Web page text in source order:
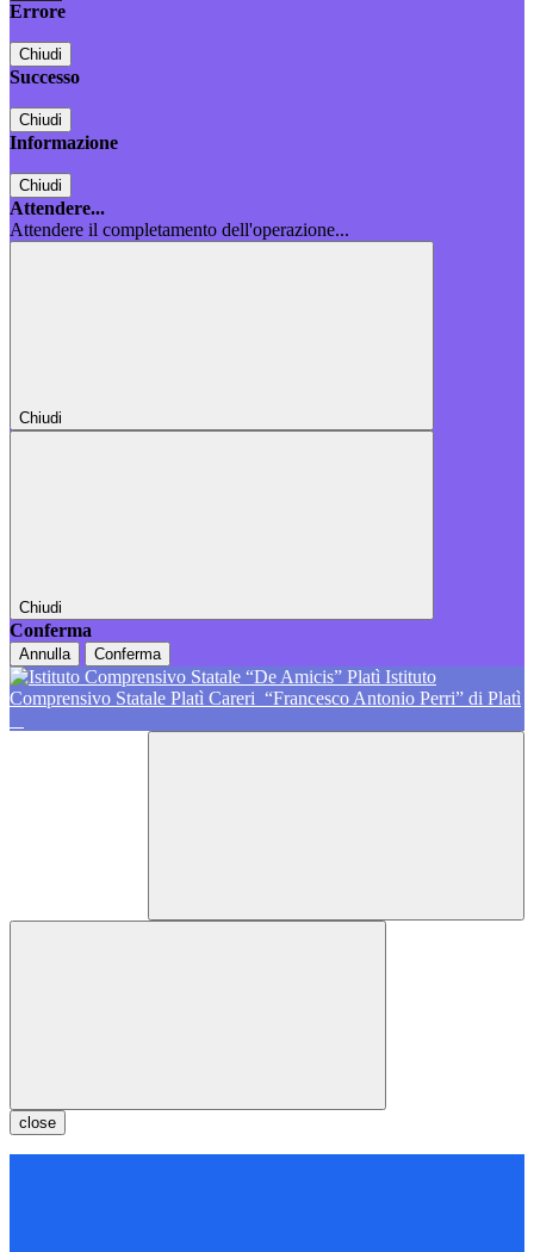
Errore
Chiudi
Successo
Chiudi
Informazione
Chiudi
Attendere...
Attendere il completamento dell'operazione...
Chiudi
Chiudi
Conferma
Annulla Conferma
Istituto
Comprensivo Statale Platì Careri “Francesco Antonio Perri” di Platì
close